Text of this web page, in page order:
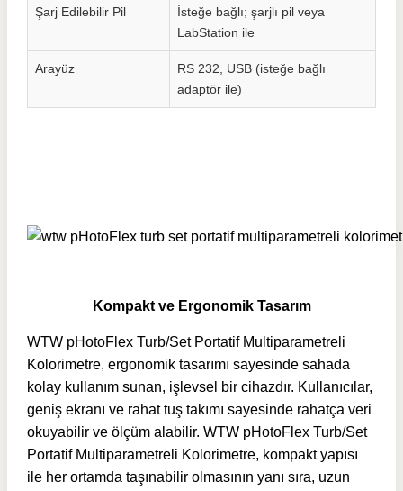
Şarj Edilebilir Pil
İsteğe bağlı; şarjlı pil veya
LabStation ile
Arayüz
RS 232, USB (isteğe bağlı
adaptör ile)
Kompakt ve Ergonomik Tasarım
WTW pHotoFlex Turb/Set Portatif Multiparametreli
Kolorimetre, ergonomik tasarımı sayesinde sahada
kolay kullanım sunan, işlevsel bir cihazdır. Kullanıcılar,
geniş ekranı ve rahat tuş takımı sayesinde rahatça veri
okuyabilir ve ölçüm alabilir. WTW pHotoFlex Turb/Set
Portatif Multiparametreli Kolorimetre, kompakt yapısı
ile her ortamda taşınabilir olmasının yanı sıra, uzun